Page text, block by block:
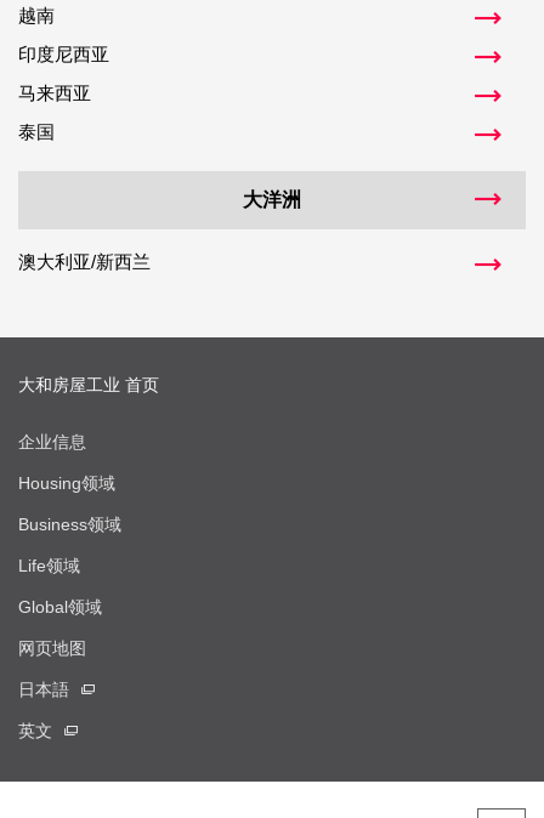
越南
印度尼西亚
马来西亚
泰国
大洋洲
澳大利亚/新西兰
大和房屋工业 首页
企业信息
Housing领域
Business领域
Life领域
Global领域
网页地图
日本語
英文